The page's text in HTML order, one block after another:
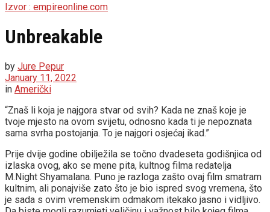
Izvor : empireonline.com
Unbreakable
by Jure Pepur
January 11, 2022
in Američki
“Znaš li koja je najgora stvar od svih? Kada ne znaš koje je
tvoje mjesto na ovom svijetu, odnosno kada ti je nepoznata
sama svrha postojanja. To je najgori osjećaj ikad.”
Prije dvije godine obilježila se točno dvadeseta godišnjica od
izlaska ovog, ako se mene pita, kultnog filma redatelja
M.Night Shyamalana. Puno je razloga zašto ovaj film smatram
kultnim, ali ponajviše zato što je bio ispred svog vremena, što
je sada s ovim vremenskim odmakom itekako jasno i vidljivo.